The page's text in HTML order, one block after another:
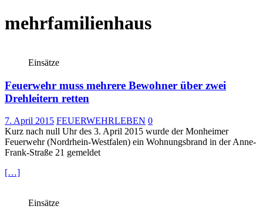
mehrfamilienhaus
Einsätze
Feuerwehr muss mehrere Bewohner über zwei
Drehleitern retten
7. April 2015 FEUERWEHRLEBEN 0
Kurz nach null Uhr des 3. April 2015 wurde der Monheimer
Feuerwehr (Nordrhein-Westfalen) ein Wohnungsbrand in der Anne-
Frank-Straße 21 gemeldet
[…]
Einsätze